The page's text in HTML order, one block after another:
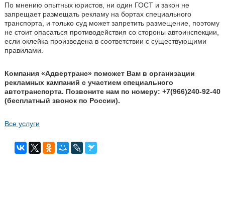
По мнению опытных юристов, ни один ГОСТ и закон не
запрещает размещать рекламу на бортах специального
транспорта, и только суд может запретить размещение, поэтому
не стоит опасаться противодействия со стороны автоинспекции,
если оклейка произведена в соответствии с существующими
правилами.
Компания «Адвертранс» поможет Вам в организации
рекламных кампаний с участием специального
автотранспорта. Позвоните нам по номеру: +7(966)240-92-40
(бесплатный звонок по России).
Все услуги